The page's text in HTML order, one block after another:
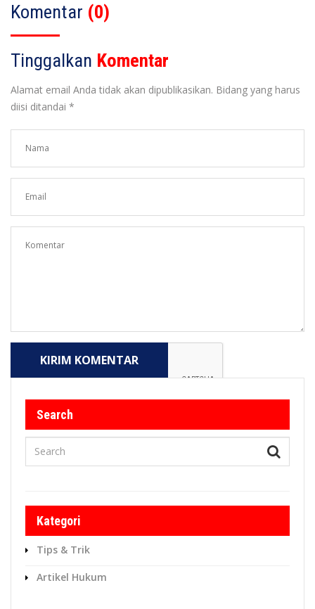
Komentar (0)
Tinggalkan Komentar
Alamat email Anda tidak akan dipublikasikan. Bidang yang harus
diisi ditandai *
KIRIM KOMENTAR
Search
Kategori
Tips & Trik
Artikel Hukum